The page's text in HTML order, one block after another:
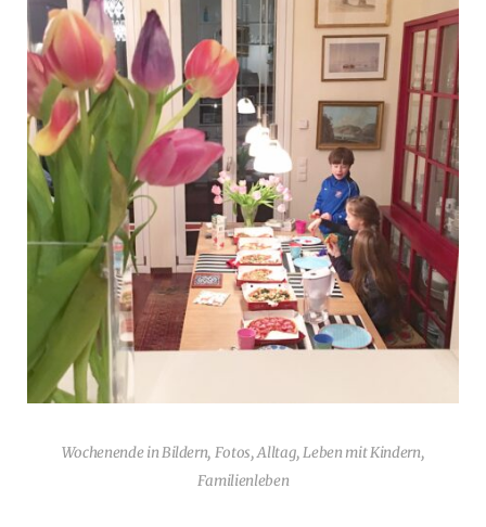
Wochenende in Bildern, Fotos, Alltag, Leben mit Kindern,
Familienleben